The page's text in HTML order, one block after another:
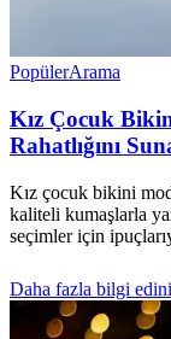
PopülerArama
Kız Çocuk
Rahatlığını
Kız çocuk bikini
kaliteli kumaşlarla
seçimler için
Daha fazla bilgi